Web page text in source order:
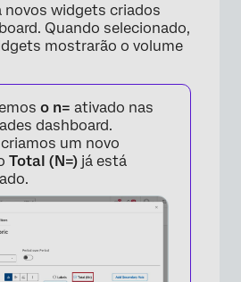
novos widgets criados
Quando selecionado,
mostrarão o volume
o n= ativado nas
dashboard.
um novo
Total (N=) já está